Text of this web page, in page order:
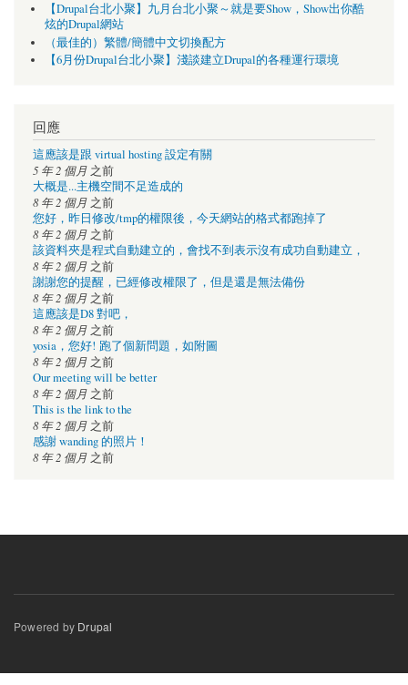
【Drupal台北小聚】九月台北小聚～就是要Show，Show出你酷
炫的Drupal網站
（最佳的）繁體/簡體中文切換配方
【6月份Drupal台北小聚】淺談建立Drupal的各種運行環境
回應
這應該是跟 virtual hosting 設定有關
5 年 2 個月 之前
大概是...主機空間不足造成的
8 年 2 個月 之前
您好，昨日修改/tmp的權限後，今天網站的格式都跑掉了
8 年 2 個月 之前
該資料夾是程式自動建立的，會找不到表示沒有成功自動建立，
8 年 2 個月 之前
謝謝您的提醒，已經修改權限了，但是還是無法備份
8 年 2 個月 之前
這應該是D8 對吧，
8 年 2 個月 之前
yosia，您好! 跑了個新問題，如附圖
8 年 2 個月 之前
Our meeting will be better
8 年 2 個月 之前
This is the link to the
8 年 2 個月 之前
感謝 wanding 的照片！
8 年 2 個月 之前
Powered by Drupal